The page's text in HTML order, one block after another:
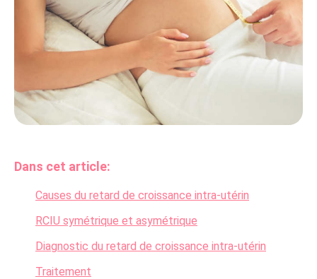
Dans cet article:
Causes du retard de croissance intra-utérin
RCIU symétrique et asymétrique
Diagnostic du retard de croissance intra-utérin
Traitement